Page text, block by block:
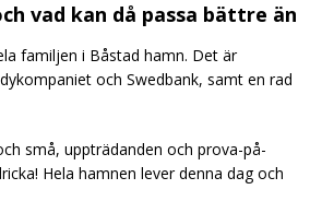
vad kan då passa bättre än
familjen i Båstad hamn. Det är
och Swedbank, samt en rad
små, uppträdanden och prova-på-
Hela hamnen lever denna dag och